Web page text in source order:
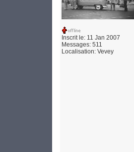
Inscrit le: 11 Jan 2007
Messages: 511
Localisation: Vevey